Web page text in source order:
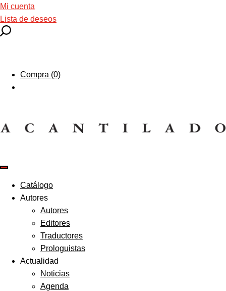
Mi cuenta
Lista de deseos
Compra (0)
Catálogo
Autores
Autores
Editores
Traductores
Prologuistas
Actualidad
Noticias
Agenda